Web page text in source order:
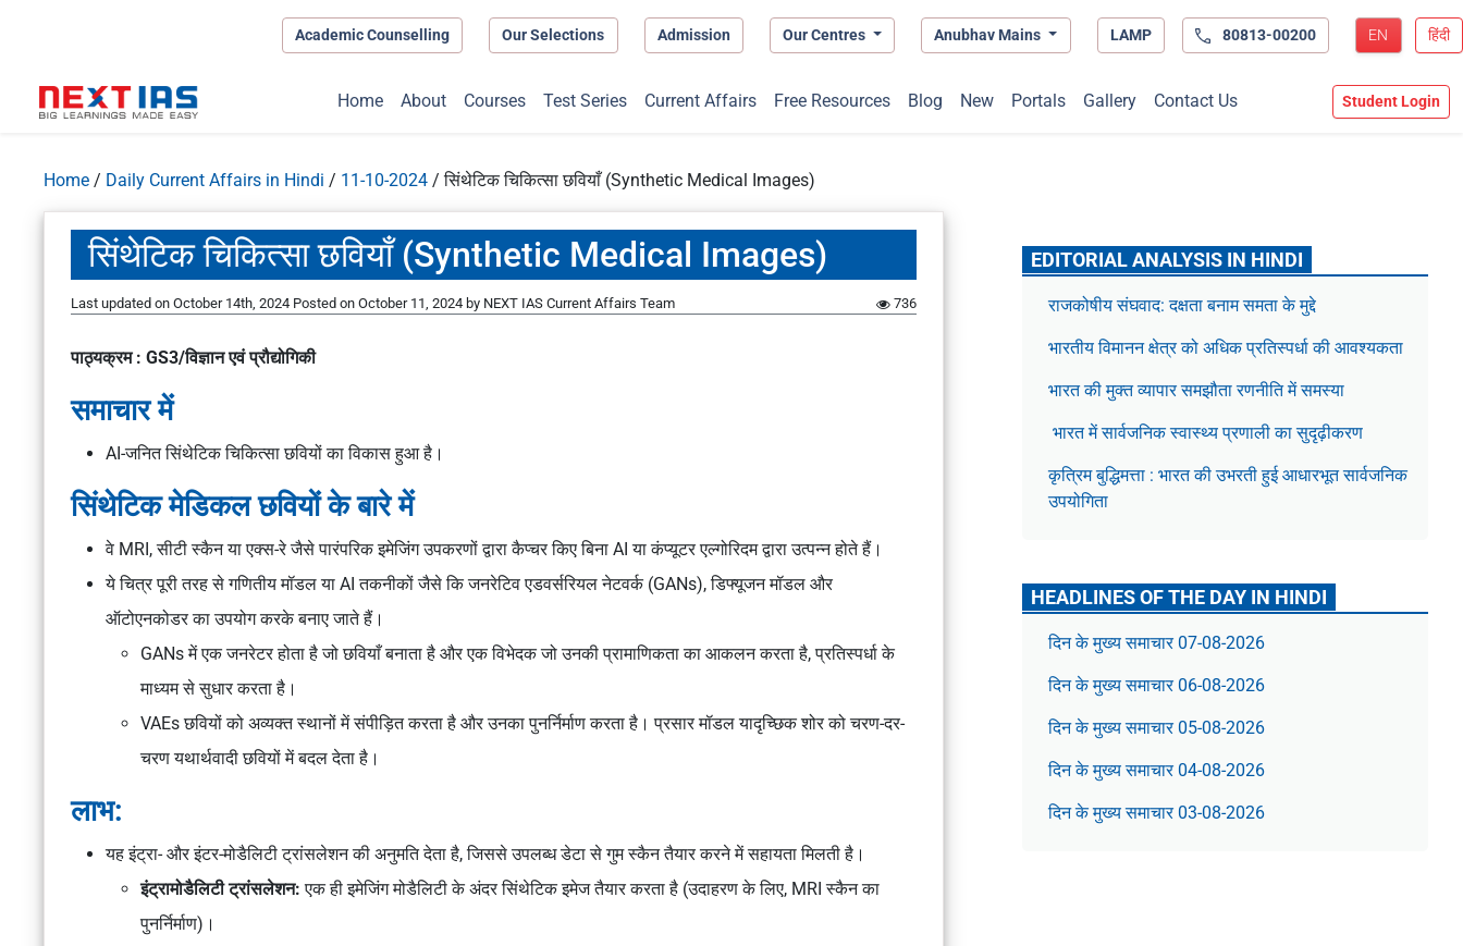
Academic Counselling Our Selections Admission Our Centres Anubhav Mains LAMP 80813-00200 EN हिंदी
Home About Courses Test Series Current Affairs Free Resources Blog New Portals Gallery Contact Us Student Login
Home / Daily Current Affairs in Hindi / 11-10-2024 /सिंथेटिक चिकित्सा छवियाँ (Synthetic Medical Images)
सिंथेटिक चिकित्सा छवियाँ (Synthetic Medical Images)
Last updated on October 14th, 2024 Posted on October 11, 2024 by NEXT IAS Current Affairs Team 736
पाठ्यक्रम : GS3/विज्ञान एवं प्रौद्योगिकी
समाचार में
AI-जनित सिंथेटिक चिकित्सा छवियों का विकास हुआ है।
सिंथेटिक मेडिकल छवियों के बारे में
वे MRI, सीटी स्कैन या एक्स-रे जैसे पारंपरिक इमेजिंग उपकरणों द्वारा कैप्चर किए बिना AI या कंप्यूटर एल्गोरिदम द्वारा उत्पन्न होते हैं।
ये चित्र पूरी तरह से गणितीय मॉडल या AI तकनीकों जैसे कि जनरेटिव एडवर्सरियल नेटवर्क (GANs), डिफ्यूजन मॉडल और
ऑटोएनकोडर का उपयोग करके बनाए जाते हैं।
GANs में एक जनरेटर होता है जो छवियाँ बनाता है और एक विभेदक जो उनकी प्रामाणिकता का आकलन करता है, प्रतिस्पर्धा के
माध्यम से सुधार करता है।
VAEs छवियों को अव्यक्त स्थानों में संपीड़ित करता है और उनका पुनर्निर्माण करता है। प्रसार मॉडल यादृच्छिक शोर को चरण-दर-
चरण यथार्थवादी छवियों में बदल देता है।
लाभ:
यह इंट्रा- और इंटर-मोडैलिटी ट्रांसलेशन की अनुमति देता है, जिससे उपलब्ध डेटा से गुम स्कैन तैयार करने में सहायता मिलती है।
इंट्रामोडैलिटी ट्रांसलेशन: एक ही इमेजिंग मोडैलिटी के अंदर सिंथेटिक इमेज तैयार करता है (उदाहरण के लिए, MRI स्कैन का
पुनर्निर्माण)।
EDITORIAL ANALYSIS IN HINDI
राजकोषीय संघवाद: दक्षता बनाम समता के मुद्दे
भारतीय विमानन क्षेत्र को अधिक प्रतिस्पर्धा की आवश्यकता
भारत की मुक्त व्यापार समझौता रणनीति में समस्या
भारत में सार्वजनिक स्वास्थ्य प्रणाली का सुदृढ़ीकरण
कृत्रिम बुद्धिमत्ता : भारत की उभरती हुई आधारभूत सार्वजनिक
उपयोगिता
HEADLINES OF THE DAY IN HINDI
दिन के मुख्य समाचार 07-08-2026
दिन के मुख्य समाचार 06-08-2026
दिन के मुख्य समाचार 05-08-2026
दिन के मुख्य समाचार 04-08-2026
दिन के मुख्य समाचार 03-08-2026